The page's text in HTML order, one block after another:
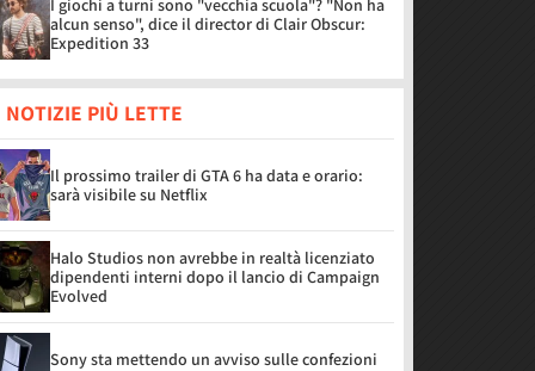
I giochi a turni sono "vecchia scuola"? "Non ha
alcun senso", dice il director di Clair Obscur:
Expedition 33
NOTIZIE PIÙ LETTE
Il prossimo trailer di GTA 6 ha data e orario:
sarà visibile su Netflix
Halo Studios non avrebbe in realtà licenziato
dipendenti interni dopo il lancio di Campaign
Evolved
Sony sta mettendo un avviso sulle confezioni